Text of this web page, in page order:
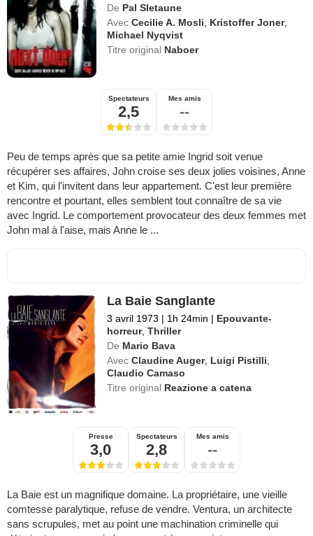
De Pal Sletaune
Avec Cecilie A. Mosli Kristoffer Joner,
Michael Nyqvist
Titre original Naboer
Spectateurs
2,5
Mes amis
--
Peu de temps après que sa petite amie Ingrid soit venue
récupérer ses affaires, John croise ses deux jolies voisines, Anne
et Kim, qui l'invitent dans leur appartement. C'est leur première
rencontre et pourtant, elles semblent tout connaître de sa vie
avec Ingrid. Le comportement provocateur des deux femmes met
John mal à l'aise, mais Anne le ...
La Baie Sanglante
3 avril 1973 | 1h 24min | Epouvante-
horreur,Thriller
De Mario Bava
Avec Claudine Auger, Luigi Pistilli
Claudio Camaso
Titre original Reazione a catena
Presse
3,0
Spectateurs
2,8
Mes amis
--
La Baie est un magnifique domaine. La propriétaire, une vieille
comtesse paralytique, refuse de vendre. Ventura, un architecte
sans scrupules, met au point une machination criminelle qui